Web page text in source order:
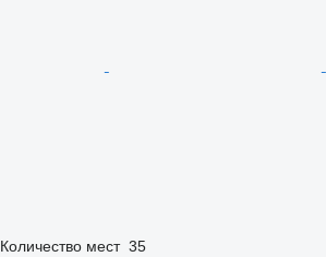
Количество мест 35